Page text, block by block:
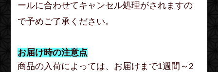
ールに合わせてキャンセル処理がされますの
で予めご了承ください。
お届け時の注意点
商品の入荷によっては、お届けまで1週間～2